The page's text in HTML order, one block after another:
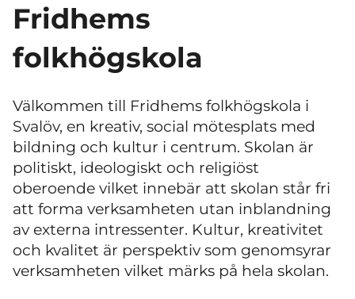
Fridhems
folkhögskola
Välkommen till Fridhems folkhögskola i
Svalöv, en kreativ, social mötesplats med
bildning och kultur i centrum. Skolan är
politiskt, ideologiskt och religiöst
oberoende vilket innebär att skolan står fri
att forma verksamheten utan inblandning
av externa intressenter. Kultur, kreativitet
och kvalitet är perspektiv som genomsyrar
verksamheten vilket märks på hela skolan.